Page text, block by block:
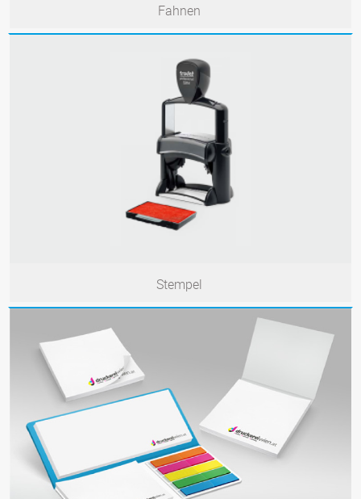
Fahnen
Stempel